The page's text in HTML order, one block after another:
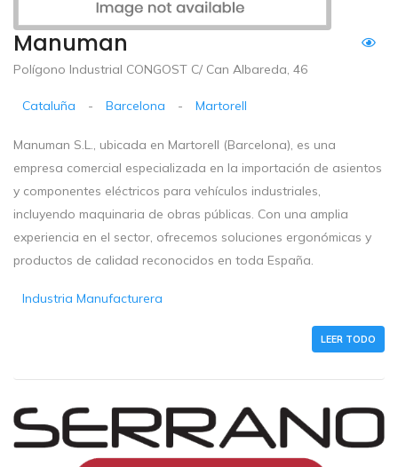
Manuman
Polígono Industrial CONGOST C/ Can Albareda, 46
Cataluña - Barcelona - Martorell
Manuman S.L., ubicada en Martorell (Barcelona), es una
empresa comercial especializada en la importación de asientos
y componentes eléctricos para vehículos industriales,
incluyendo maquinaria de obras públicas. Con una amplia
experiencia en el sector, ofrecemos soluciones ergonómicas y
productos de calidad reconocidos en toda España.
Industria Manufacturera
LEER TODO